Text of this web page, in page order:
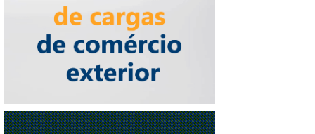
NORTE BATE
HISTÓRICO
PASSAGEIROS EM